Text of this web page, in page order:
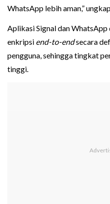
WhatsApp lebih aman,”
Aplikasi Signal dan
enkripsi end-to-endsecara
pengguna, sehingga tingkat
tinggi.